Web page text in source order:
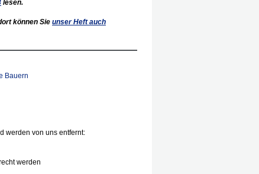
lesen.
können Sie unser Heft auch
Bauern
werden von uns entfernt:
werden